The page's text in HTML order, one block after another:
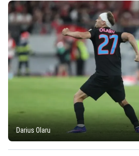
Darius Olaru